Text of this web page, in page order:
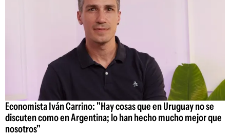
Economista Iván Carrino: "Hay cosas que en Uruguay no se
discuten como en Argentina; lo han hecho mucho mejor que
nosotros"